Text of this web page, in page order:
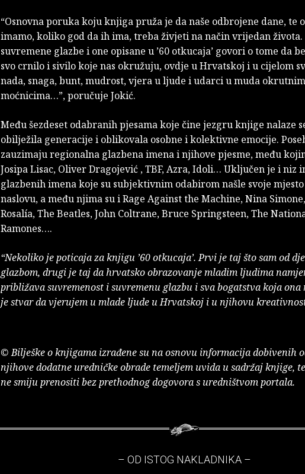
“Osnovna poruka koju knjiga pruža je da naše odbrojene dane, te
imamo, koliko god da ih ima, treba živjeti na način vrijedan života.
suvremene glazbe i one opisane u ’60 otkucaja’ govori o tome da
svo crnilo i sivilo koje nas okružuju, ovdje u Hrvatskoj i u cijelom
nada, snaga, bunt, mudrost, vjera u ljude i udarci u muda okrutnim
moćnicima…”, poručuje Jokić.
Među šezdeset odabranih pjesama koje čine jezgru knjige nalaze
obilježila generacije i oblikovala osobne i kolektivne emocije.
zauzimaju regionalna glazbena imena i njihove pjesme, među
Josipa Lisac, Oliver Dragojević , TBF, Azra, Idoli… Uključen je i niz
glazbenih imena koje su subjektivnim odabirom našle svoje
naslovu, a među njima su i Rage Against the Machine, Nina
Rosalía, The Beatles, John Coltrane, Bruce Springsteen, The
Ramones….
“Nekoliko je poticaja za knjigu ’60 otkucaja’. Prvi je taj što sam od
glazbom, drugi je taj da hrvatsko obrazovanje mladim ljudima
približava suvremenost i suvremenu glazbu i sva bogatstva koja ona
je stvar da vjerujem u mlade ljude u Hrvatskoj i u njihovu
© Bilješke o knjigama izrađene su na osnovu informacija dobivenih
njihove dodatne uredničke obrade temeljem uvida u sadržaj knjige,
ne smiju prenositi bez prethodnog dogovora s uredništvom portala.
– OD ISTOG NAKLADNIKA –